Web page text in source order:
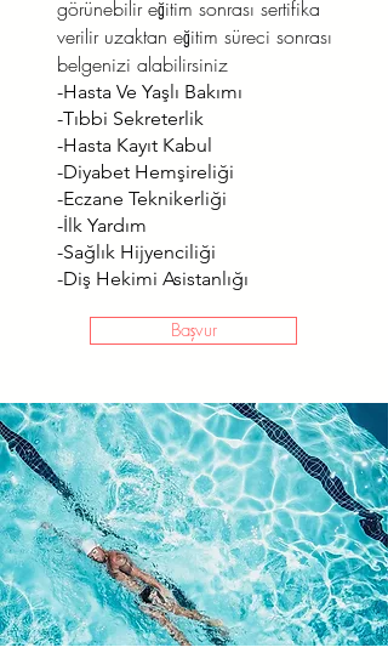
görünebilir eğitim sonrası sertifika
verilir uzaktan eğitim süreci sonrası
belgenizi alabilirsiniz
-Hasta Ve Yaşlı Bakımı
-Tıbbi Sekreterlik
-Hasta Kayıt Kabul
-Diyabet Hemşireliği
-Eczane Teknikerliği
-İlk Yardım
-Sağlık Hijyenciliği
-Diş Hekimi Asistanlığı
Başvur